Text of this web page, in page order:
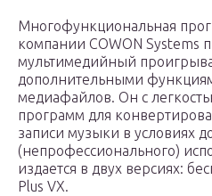
Многофункциональная
компании COWON Systems
мультимедийный
дополнительными
медиафайлов. Он с
программ для
записи музыки в условиях
(непрофессионального)
издается в двух версиях:
Plus VX.